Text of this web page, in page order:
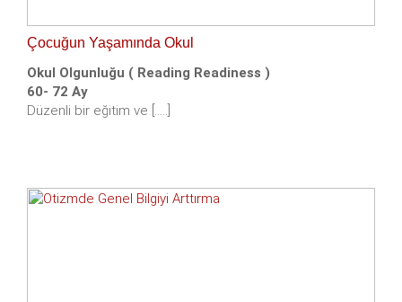
Çocuğun Yaşamında Okul
Okul Olgunluğu ( Reading Readiness )
60- 72 Ay
Düzenli bir eğitim ve [.....]